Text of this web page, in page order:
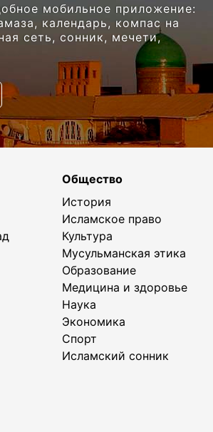
мобильное приложение:
календарь, компас на
сеть, сонник, мечети,
Общество
История
Исламское право
Культура
Мусульманская этика
Образование
Медицина и здоровье
Наука
Экономика
Спорт
Исламский сонник